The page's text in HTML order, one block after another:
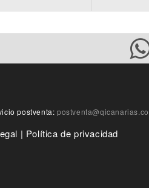
postventa:
| Política de privacidad